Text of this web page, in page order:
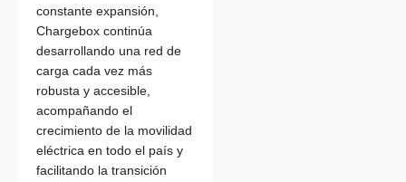
constante expansión,
Chargebox continúa
desarrollando una red de
carga cada vez más
robusta y accesible,
acompañando el
crecimiento de la movilidad
eléctrica en todo el país y
facilitando la transición